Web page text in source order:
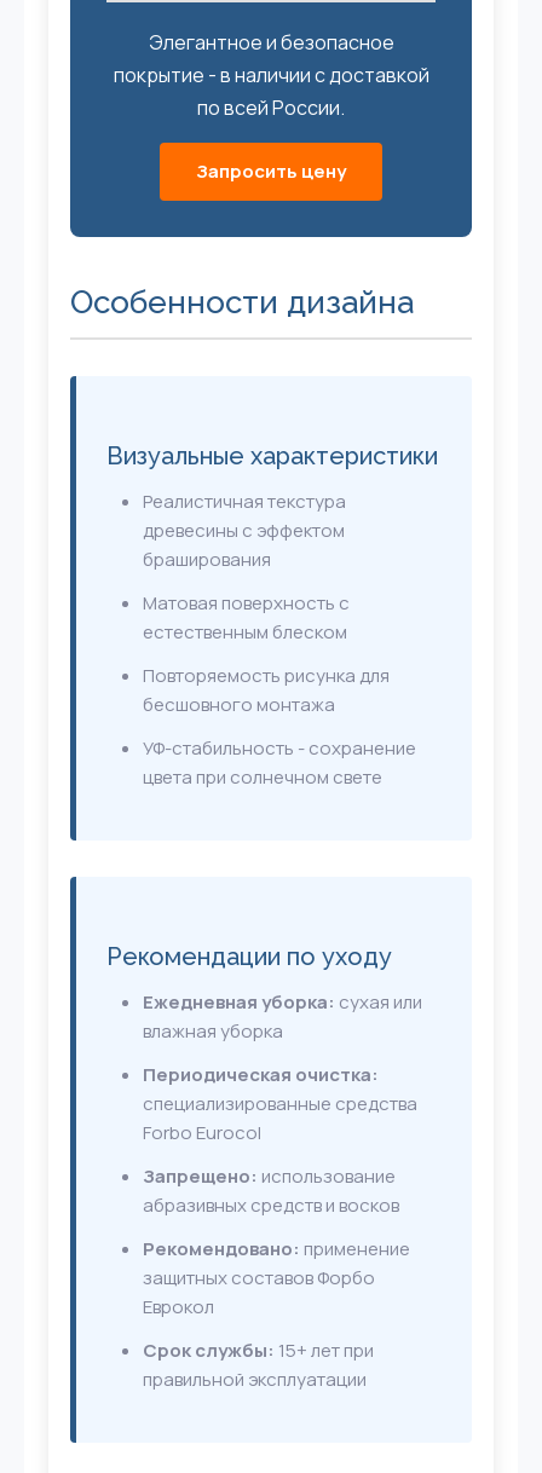
Элегантное и безопасное
покрытие - в наличии с доставкой
по всей России.
Запросить цену
Особенности дизайна
Визуальные характеристики
Реалистичная текстура
древесины с эффектом
браширования
Матовая поверхность с
естественным блеском
Повторяемость рисунка для
бесшовного монтажа
УФ-стабильность - сохранение
цвета при солнечном свете
Рекомендации по уходу
Ежедневная уборка: сухая или
влажная уборка
Периодическая очистка:
специализированные средства
Forbo Eurocol
Запрещено: использование
абразивных средств и восков
Рекомендовано: применение
защитных составов Форбо
Еврокол
Срок службы: 15+ лет при
правильной эксплуатации